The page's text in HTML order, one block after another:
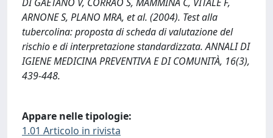
ARNONE S, PLANO MRA, et al. (2004). Test alla
tubercolina: proposta di scheda di valutazione del
rischio e di interpretazione standardizzata. ANNALI DI
IGIENE MEDICINA PREVENTIVA E DI COMUNITÀ, 16(3),
439-448.
Appare nelle tipologie:
1.01 Articolo in rivista